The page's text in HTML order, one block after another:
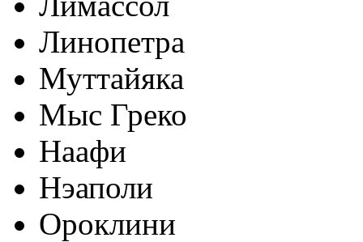
Линопетра
Муттайяка
Мыс Греко
Наафи
Нэаполи
Ороклини